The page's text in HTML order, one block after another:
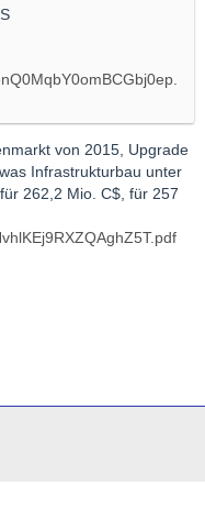
von 2015, Upgrade
Infrastrukturbau unter
262,2 Mio. C$, für 257